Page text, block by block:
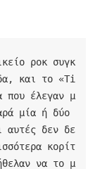
ροκ συγκ
και το «Ti
που έλεγαν μ
μία ή δύο
αυτές δεν δε
κορίτ
να το μ